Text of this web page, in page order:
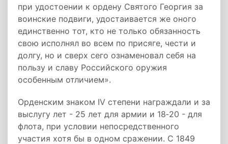
при удостоении к ордену Святого Георгия за
воинские подвиги, удостаивается же оного
единственно тот, кто не только обязанность
свою исполнял во всем по присяге, чести и
долгу, но и сверх сего ознаменовал себя на
пользу и славу Российского оружия
особенным отличием».
Орденским знаком IV степени награждали и за
выслугу лет - 25 лет для армии и 18‑20 - для
флота, при условии непосредственного
участия хотя бы в одном сражении. С 1849